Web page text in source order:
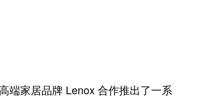
端家居品牌 Lenox 合作推出了一系